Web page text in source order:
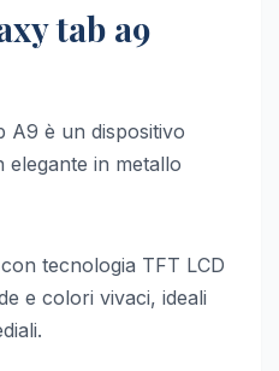
tab a9
A9 è un dispositivo
elegante in metallo
tecnologia TFT LCD
e colori vivaci, ideali